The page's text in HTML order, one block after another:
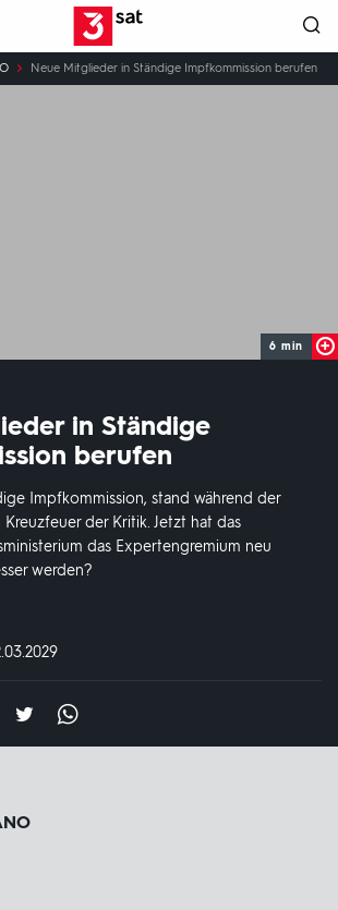
3SAT
Neue Mitglieder in Ständige Impfkommission berufen
6 min
in Ständige
berufen
Impfkommission, stand während der
Kreuzfeuer der Kritik. Jetzt hat das
das Expertengremium neu
werden?